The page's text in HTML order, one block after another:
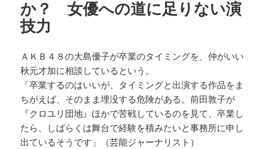
か？ 女優への道に足りない演
技力
ＡＫＢ４８の大島優子が卒業のタイミングを、仲がいい
秋元才加に相談しているという。
「卒業するのはいいが、タイミングと出演する作品をま
ちがえば、そのまま埋没する危険がある。前田敦子が
『クロユリ団地』ほかで苦戦しているのを見て、卒業し
たら、しばらくは舞台で経験を積みたいと事務所に申し
出ているそうです」（芸能ジャーナリスト）